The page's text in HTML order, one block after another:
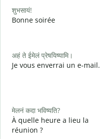
शुभसायं!
Bonne soirée
अहं ते ईमेलं प्रेषयिष्यामि।
Je vous enverrai un e-mail.
मेलनं कदा भविष्यति?
À quelle heure a lieu la
réunion ?